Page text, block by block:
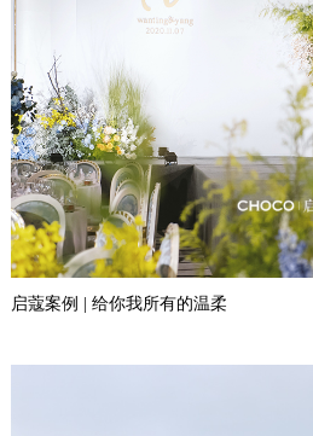
启蔻案例 | 给你我所有的温柔